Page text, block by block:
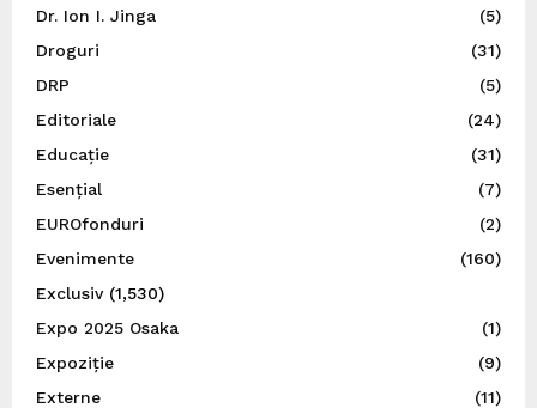
Dr. Ion I. Jinga
(5)
Droguri
(31)
DRP
(5)
Editoriale
(24)
Educație
(31)
Esențial
(7)
EUROfonduri
(2)
Evenimente
(160)
Exclusiv(1,530)
Expo 2025 Osaka
(1)
Expoziție
(9)
Externe
(11)